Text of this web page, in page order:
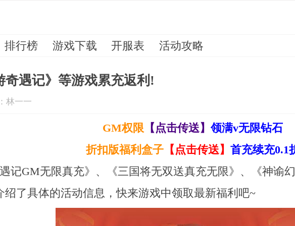
排行榜 游戏下载 开服表 活动攻略
奇遇记》等游戏累充返利!
林一一
GM权限 【点击传送】领满v无限钻石
折扣版福利盒子【点击传送】 首充续充0.1
记GM无限真充》、《三国将无双送真充无限》、《神谕
了具体的活动信息，快来游戏中领取最新福利吧~